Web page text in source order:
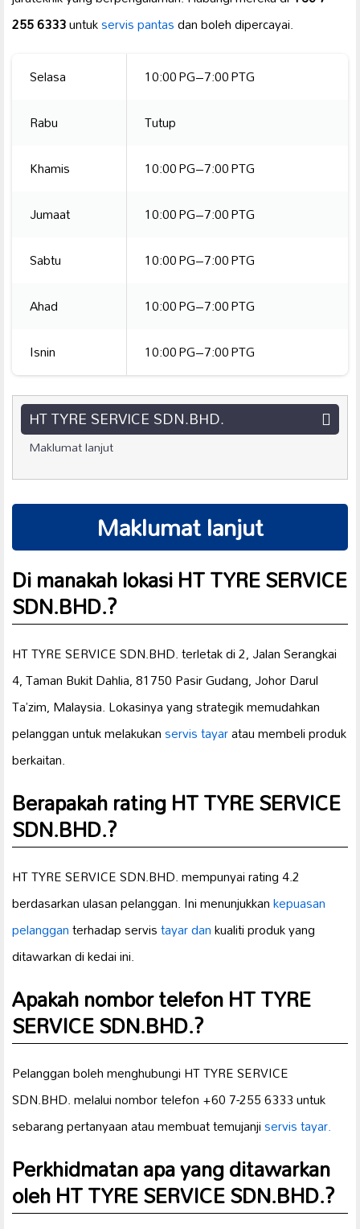
255 6333untukservis pantasdan boleh dipercayai.
Selasa
10:00 PG–7:00 PTG
Rabu
Tutup
Khamis
10:00 PG–7:00 PTG
Jumaat
10:00 PG–7:00 PTG
Sabtu
10:00 PG–7:00 PTG
Ahad
10:00 PG–7:00 PTG
Isnin
10:00 PG–7:00 PTG
HT TYRE SERVICE SDN.BHD.
Maklumat lanjut
Maklumat lanjut
Di manakah lokasi HT TYRE SERVICE
SDN.BHD.?
HT TYRE SERVICE SDN.BHD. terletak di 2, Jalan Serangkai
4, Taman Bukit Dahlia, 81750 Pasir Gudang, Johor Darul
Ta’zim, Malaysia. Lokasinya yang strategik memudahkan
pelanggan untuk melakukanservis tayaratau membeli produk
berkaitan.
Berapakah rating HT TYRE SERVICE
SDN.BHD.?
HT TYRE SERVICE SDN.BHD. mempunyai rating 4.2
berdasarkan ulasan pelanggan. Ini menunjukkankepuasan
pelangganterhadap servistayar dankualiti produk yang
ditawarkan di kedai ini.
Apakah nombor telefon HT TYRE
SERVICE SDN.BHD.?
Pelanggan boleh menghubungi HT TYRE SERVICE
SDN.BHD. melalui nombor telefon +60 7-255 6333 untuk
sebarang pertanyaan atau membuat temujanjiservis tayar.
Perkhidmatan apa yang ditawarkan
oleh HT TYRE SERVICE SDN.BHD.?